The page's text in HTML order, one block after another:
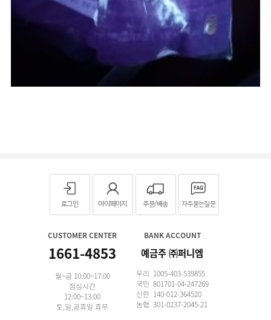
로그인 마이페이지 주문/배송 자주묻는질문
CUSTOMER CENTER
1661-4853
월~금 10:00~17:00
점심시간
12:00~13:00
토,일,공휴일 휴무
BANK ACCOUNT
예금주 ㈜퍼니엠
우리 1005-403-539855
국민 801701-04-247269
신한 140-012-364520
농협 301-0237-2045-21